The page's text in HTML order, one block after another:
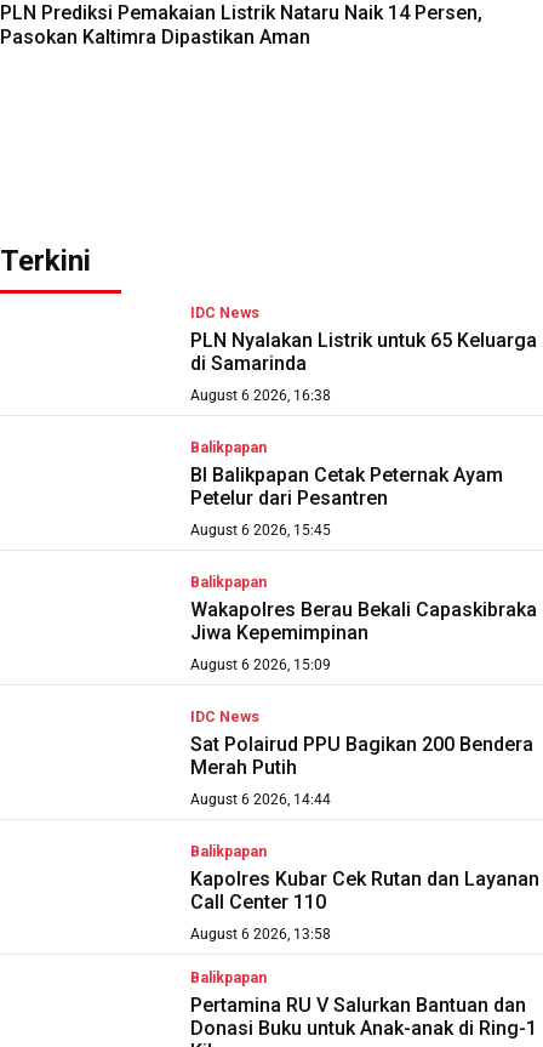
PLN Prediksi Pemakaian Listrik Nataru Naik 14 Persen,
Pasokan Kaltimra Dipastikan Aman
Terkini
IDC News
PLN Nyalakan Listrik untuk 65 Keluarga
di Samarinda
August 6 2026, 16:38
Balikpapan
BI Balikpapan Cetak Peternak Ayam
Petelur dari Pesantren
August 6 2026, 15:45
Balikpapan
Wakapolres Berau Bekali Capaskibraka
Jiwa Kepemimpinan
August 6 2026, 15:09
IDC News
Sat Polairud PPU Bagikan 200 Bendera
Merah Putih
August 6 2026, 14:44
Balikpapan
Kapolres Kubar Cek Rutan dan Layanan
Call Center 110
August 6 2026, 13:58
Balikpapan
Pertamina RU V Salurkan Bantuan dan
Donasi Buku untuk Anak-anak di Ring-1